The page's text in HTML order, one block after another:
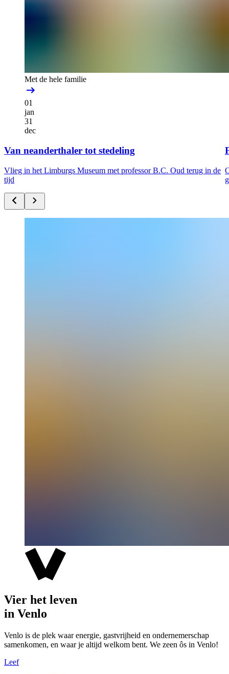
Met de hele familie
01
jan
31
dec
Van neanderthaler tot stedeling
Vlieg in het Limburgs Museum met professor B.C. Oud terug in de
tijd
Vier het leven
in Venlo
Venlo is de plek waar energie, gastvrijheid en ondernemerschap
samenkomen, en waar je altijd welkom bent. We zeen ôs in Venlo!
Leef